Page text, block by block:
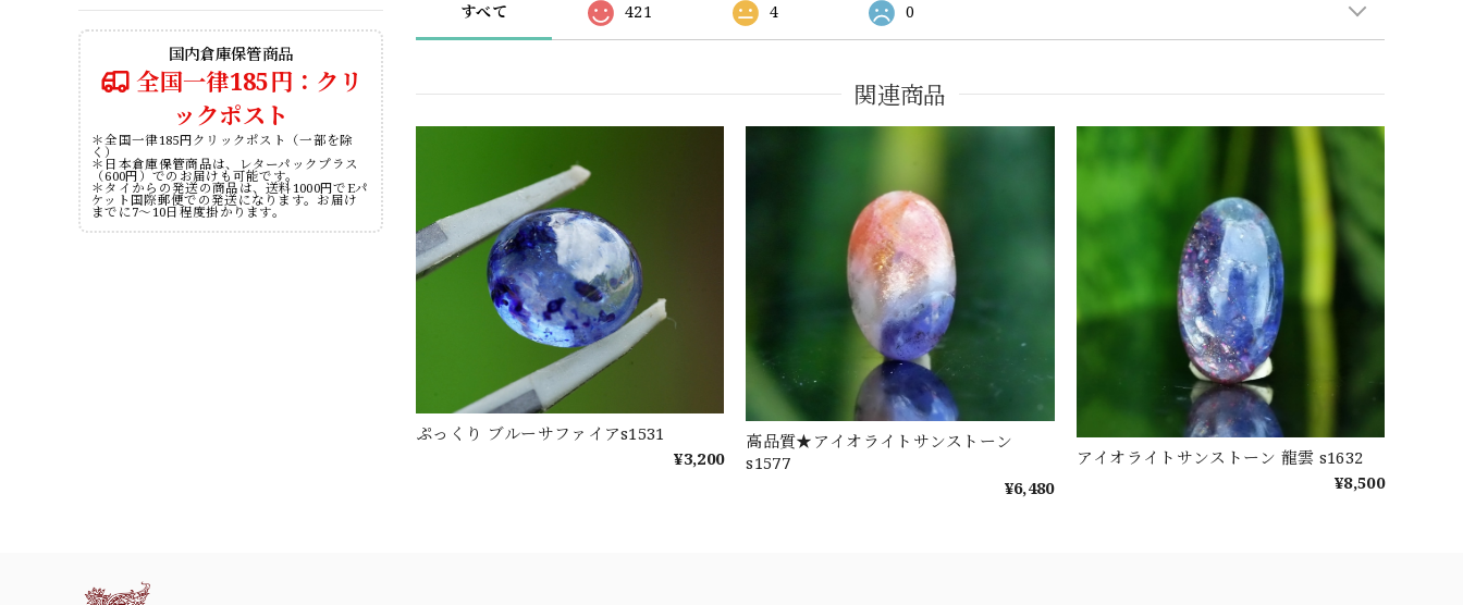
国内倉庫保管商品
全国一律185円：クリ
ックポスト
＊全国一律185円クリックポスト（一部を除
く）
＊日本倉庫保管商品は、レターパックプラス
（600円）でのお届けも可能です。
＊タイからの発送の商品は、送料1000円でEパ
ケット国際郵便での発送になります。お届け
までに7～10日程度掛かります。
すべて 421 4 0
関連商品
ぷっくり ブルーサファイアs1531
¥3,200
高品質★アイオライトサンストーン
s1577
¥6,480
アイオライトサンストーン 龍雲 s1632
¥8,500